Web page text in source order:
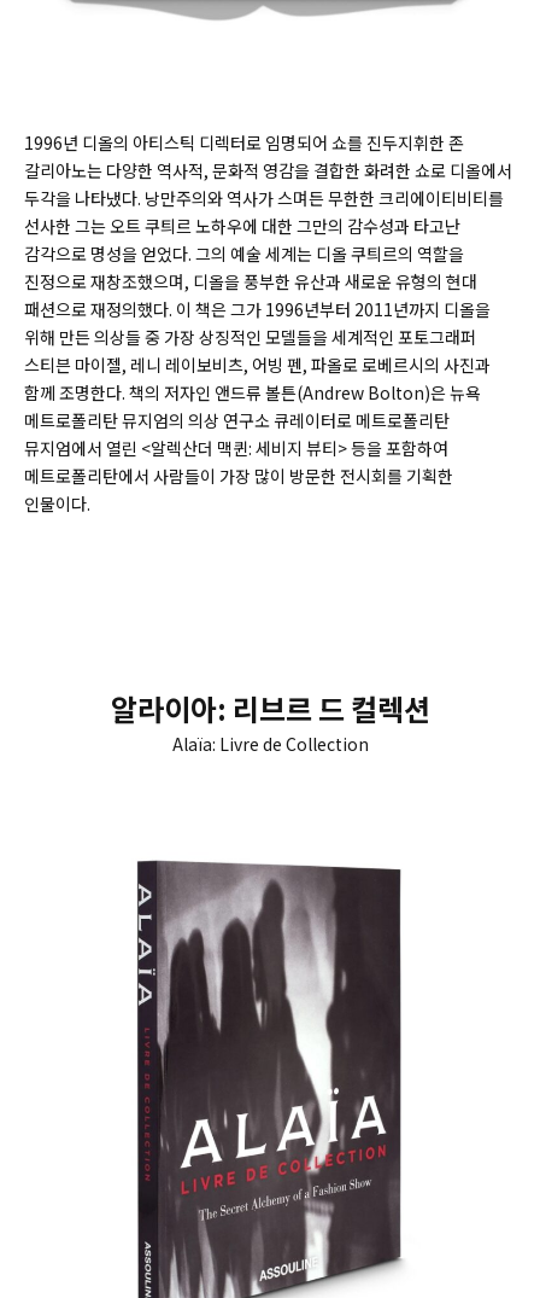
1996년 디올의 아티스틱 디렉터로 임명되어 쇼를 진두지휘한 존
갈리아노는 다양한 역사적, 문화적 영감을 결합한 화려한 쇼로 디올에서
두각을 나타냈다. 낭만주의와 역사가 스며든 무한한 크리에이티비티를
선사한 그는 오트 쿠틔르 노하우에 대한 그만의 감수성과 타고난
감각으로 명성을 얻었다. 그의 예술 세계는 디올 쿠틔르의 역할을
진정으로 재창조했으며, 디올을 풍부한 유산과 새로운 유형의 현대
패션으로 재정의했다. 이 책은 그가 1996년부터 2011년까지 디올을
위해 만든 의상들 중 가장 상징적인 모델들을 세계적인 포토그래퍼
스티븐 마이젤, 레니 레이보비츠, 어빙 펜, 파올로 로베르시의 사진과
함께 조명한다. 책의 저자인 앤드류 볼튼(Andrew Bolton)은 뉴욕
메트로폴리탄 뮤지엄의 의상 연구소 큐레이터로 메트로폴리탄
뮤지엄에서 열린 <알렉산더 맥퀸: 세비지 뷰티> 등을 포함하여
메트로폴리탄에서 사람들이 가장 많이 방문한 전시회를 기획한
인물이다.
알라이아: 리브르 드 컬렉션
Alaïa: Livre de Collection